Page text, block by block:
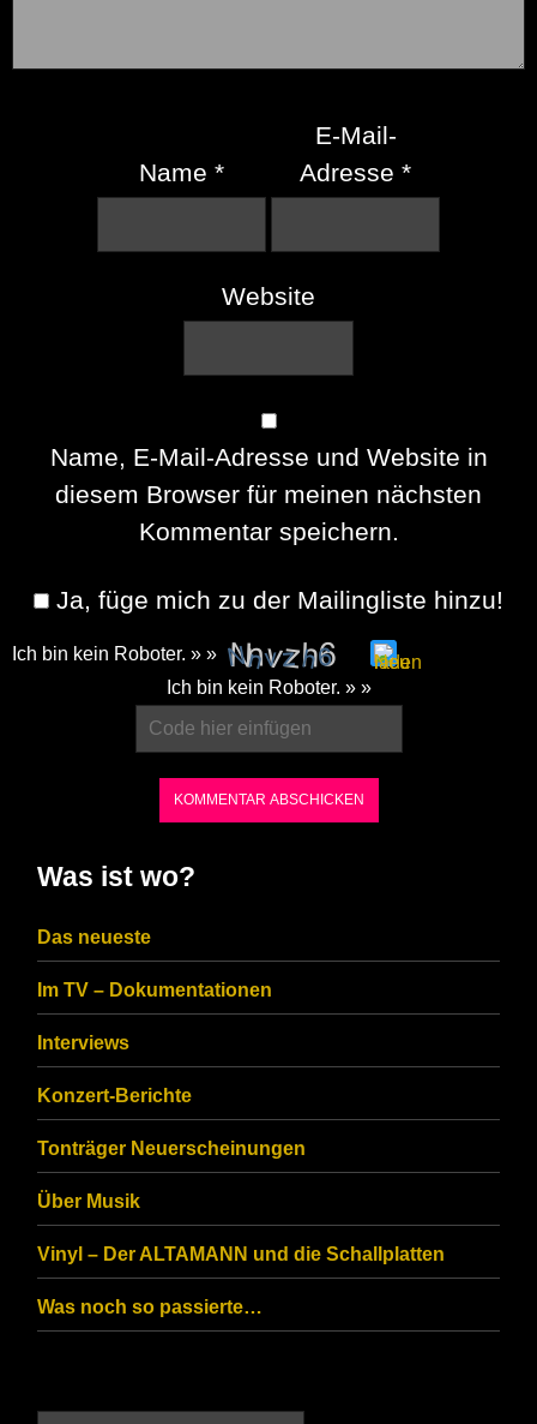
Name *
E-Mail-
Adresse*
Website
Name, E-Mail-Adresse und Website in
diesem Browser für meinen nächsten
Kommentar speichern.
Ja, füge mich zu der Mailingliste hinzu!
Ich bin kein Roboter. » »
CAPTCHA
ensure
that
you
are
human.
Ich bin kein Roboter. » »
Was ist wo?
Das neueste
Im TV – Dokumentationen
Interviews
Konzert-Berichte
Tonträger Neuerscheinungen
Über Musik
Vinyl – Der ALTAMANN und die Schallplatten
Was noch so passierte…